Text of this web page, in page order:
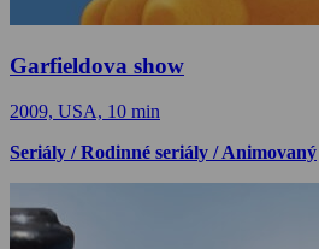
Garfieldova show
2009, USA, 10 min
Seriály / Rodinné seriály / Animovaný